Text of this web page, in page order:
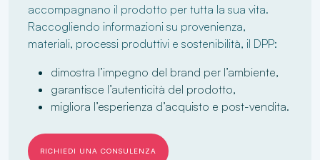
accompagnano il prodotto per tutta la sua vita.
Raccogliendo informazioni su provenienza,
materiali, processi produttivi e sostenibilità, il DPP:
dimostra l’impegno del brand per l’ambiente,
garantisce l’autenticità del prodotto,
migliora l’esperienza d’acquisto e post-vendita.
RICHIEDI UNA CONSULENZA